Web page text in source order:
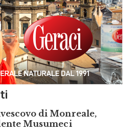
di Monreale,
Musumeci
di Monreale, il